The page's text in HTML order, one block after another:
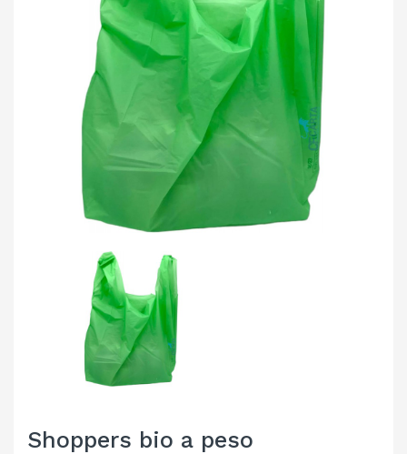
Shoppers bio a peso